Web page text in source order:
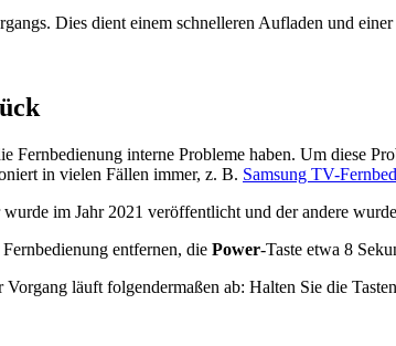
Dies dient einem schnelleren Aufladen und
interne Probleme haben. Um diese
in vielen Fällen immer, z. B. Samsung TV-
im Jahr 2021 veröffentlicht und der andere
entfernen, die Power-Taste etwa 8
läuft folgendermaßen ab: Halten Sie die Tasten